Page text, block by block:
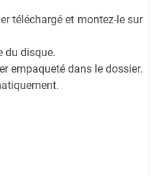
téléchargé et montez-le sur
du disque.
empaqueté dans le dossier.